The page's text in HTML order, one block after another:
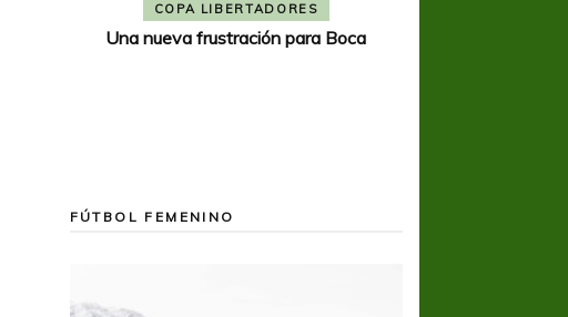
COPA LIBERTADORES
Una nueva frustración para Boca
FÚTBOL FEMENINO